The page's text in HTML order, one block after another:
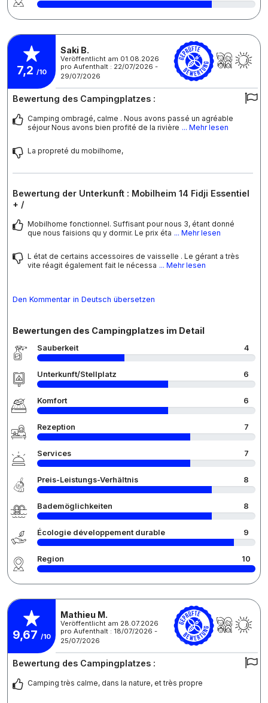
7,2 /10
Saki B.
Veröffentlicht am 01.08.2026
pro Aufenthalt : 22/07/2026 -
29/07/2026
Bewertung des Campingplatzes :
Camping ombragé, calme . Nous avons passé un agréable
séjour Nous avons bien profité de la rivière ... Mehr lesen
La propreté du mobilhome,
Bewertung der Unterkunft : Mobilheim 14 Fidji Essentiel
+ /
Mobilhome fonctionnel. Suffisant pour nous 3, étant donné
que nous faisions qu y dormir. Le prix éta ... Mehr lesen
L état de certains accessoires de vaisselle . Le gérant a très
vite réagit également fait le nécessa ... Mehr lesen
Den Kommentar in Deutsch übersetzen
Bewertungen des Campingplatzes im Detail
Sauberkeit 4
Unterkunft/Stellplatz 6
Komfort 6
Rezeption 7
Services 7
Preis-Leistungs-Verhältnis 8
Bademöglichkeiten 8
Écologie développement durable 9
Region 10
9,67 /10
Mathieu M.
Veröffentlicht am 28.07.2026
pro Aufenthalt : 18/07/2026 -
25/07/2026
Bewertung des Campingplatzes :
Camping très calme, dans la nature, et très propre